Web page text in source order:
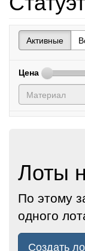
Активные
Цена
Лоты
По этому
одного
Создать